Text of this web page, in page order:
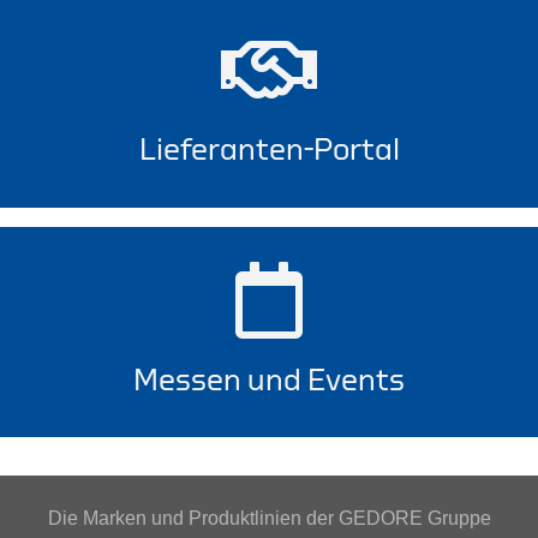
Lieferanten-Portal
Messen und Events
Die Marken und Produktlinien der GEDORE Gruppe